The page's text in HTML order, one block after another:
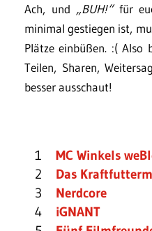
Ach, und „BUH!“für
minimal gestiegen ist,
Plätze einbüßen. :( Also
Teilen, Sharen,
besser ausschaut!
1
MC Winkels
2
Das
3
Nerdcore
4
iGNANT